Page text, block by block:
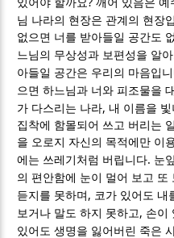
있어야 할까요
깨어 있음은 예
님 나라의 현장은 관계의 현장
없으면 너를 받아들일 공간도
느님의 무상성과 보편성을 알
아들일 공간은 우리의 마음입
으면 하느님과 너와 피조물을
가 다스리는 나라, 내 이름을
집착에 함몰되어 쓰고 버리는
을 오로지 자신의 목적에만 이
에는 쓰레기처럼 버립니다. 눈
의 편안함에 눈이 멀어 보고 또
듣지를 못하며 , 코가 있어도 내
보거나 말도 하지 못하고 , 손이
있어도 생명을 잃어버린 죽은